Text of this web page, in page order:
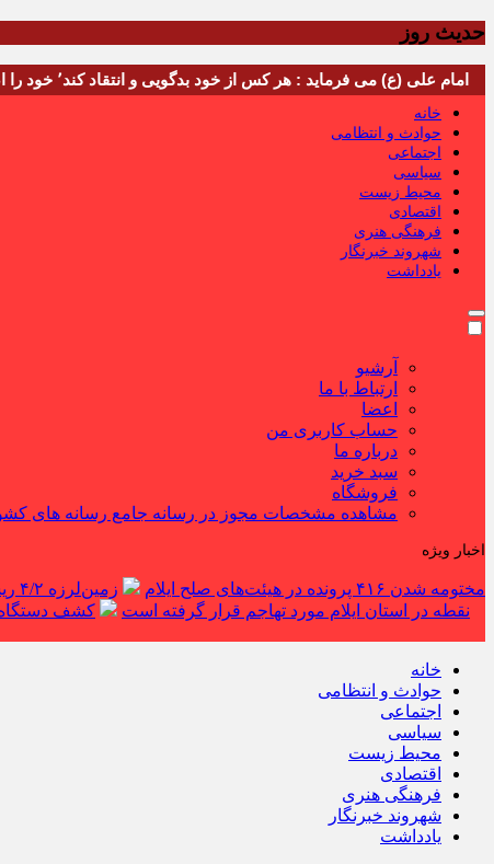
حدیث روز
امام علی (ع) می فرماید : هر کس از خود بدگویی و انتقاد کند٬ خود را اصلاح کرده و هر کس خودستایی نماید٬ پس به تحقیق خویش را تباه نموده است.
خانه
حوادث و انتظامی
اجتماعی
سیاسی
محیط زیست
اقتصادی
فرهنگی هنری
شهروند خبرنگار
یادداشت
آرشیو
ارتباط با ما
اعضا
حساب کاربری من
درباره ما
سبد خرید
فروشگاه
مشاهده مشخصات مجوز در رسانه جامع رسانه های
اخبار ویژه
مختومه شدن ۴۱۶ پرونده در هیئت‌های صلح ایلام زمین‌لرزه ۴/۲ ریشتری دره شهر را لرزاند
نقطه در استان ایلام مورد تهاجم قرار گرفته است
کشف دستگاه
خانه
حوادث و انتظامی
اجتماعی
سیاسی
محیط زیست
اقتصادی
فرهنگی هنری
شهروند خبرنگار
یادداشت